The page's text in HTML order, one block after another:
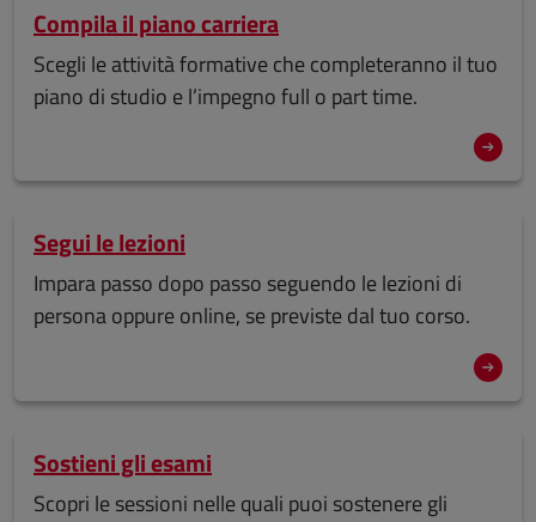
Compila il piano carriera
Scegli le attività formative che completeranno il tuo
piano di studio e l’impegno full o part time.
Segui le lezioni
Impara passo dopo passo seguendo le lezioni di
persona oppure online, se previste dal tuo corso.
Sostieni gli esami
Scopri le sessioni nelle quali puoi sostenere gli